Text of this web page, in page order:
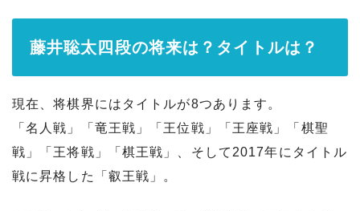
藤井聡太四段の将来は？タイトルは？
現在、将棋界にはタイトルが8つあります。
「名人戦」「竜王戦」「王位戦」「王座戦」「棋聖
戦」「王将戦」「棋王戦」、そして2017年にタイトル
戦に昇格した「叡王戦」。